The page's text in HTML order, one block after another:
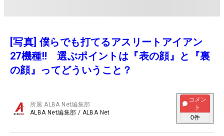
[写真] 僕らでも打てるアスリートアイアン
27機種‼ 選ぶポイントは『表の顔』と『裏
の顔』ってどういうこと？
所属ALBA Net編集部
ALBA Net編集部 / ALBA Net
コメン
ト
0件